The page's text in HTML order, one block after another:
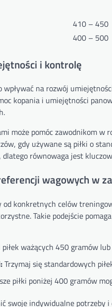
410 – 450
400 – 500
i kontrolę
wpływać na rozwój
kopania i umiejętności
może pomóc zawodnikom
gdy używane są piłki o
równowaga jest
wagowych w
konkretnych celów
Takie podejście
piłek ważących 450 gramów
Trzymaj się standardowych
piłki poniżej 400 gramów
swoje indywidualne